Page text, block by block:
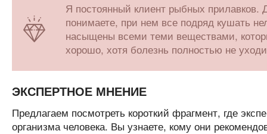
Я постоянный клиент рыбных
понимаете, при нем все подряд кушать
насыщены всеми теми веществами,
хорошо, хотя болезнь полностью не
ЭКСПЕРТНОЕ МНЕНИЕ
Предлагаем посмотреть короткий фрагмент, где
организма человека. Вы узнаете, кому они